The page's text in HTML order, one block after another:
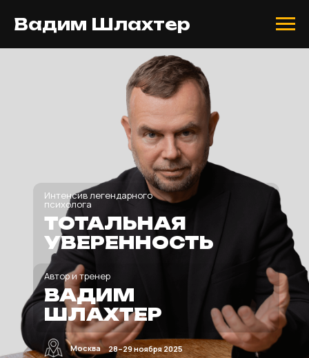
Вадим Шлахтер
Интенсив легендарного
психолога
ТОТАЛЬНАЯ
УВЕРЕННОСТЬ
Автор и тренер
ВАДИМ
ШЛАХТЕР
Москва 28–29 ноября 2025